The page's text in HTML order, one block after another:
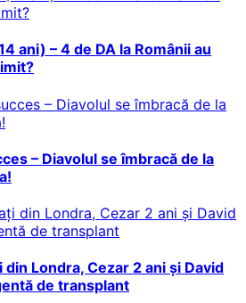
ani) – 4 de DA la Românii au
– Diavolul se îmbracă de la
Londra, Cezar 2 ani și David
de transplant